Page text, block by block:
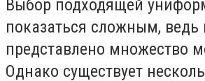
Выбор подходящей
показаться сложным, ведь
представлено множество
Однако существует